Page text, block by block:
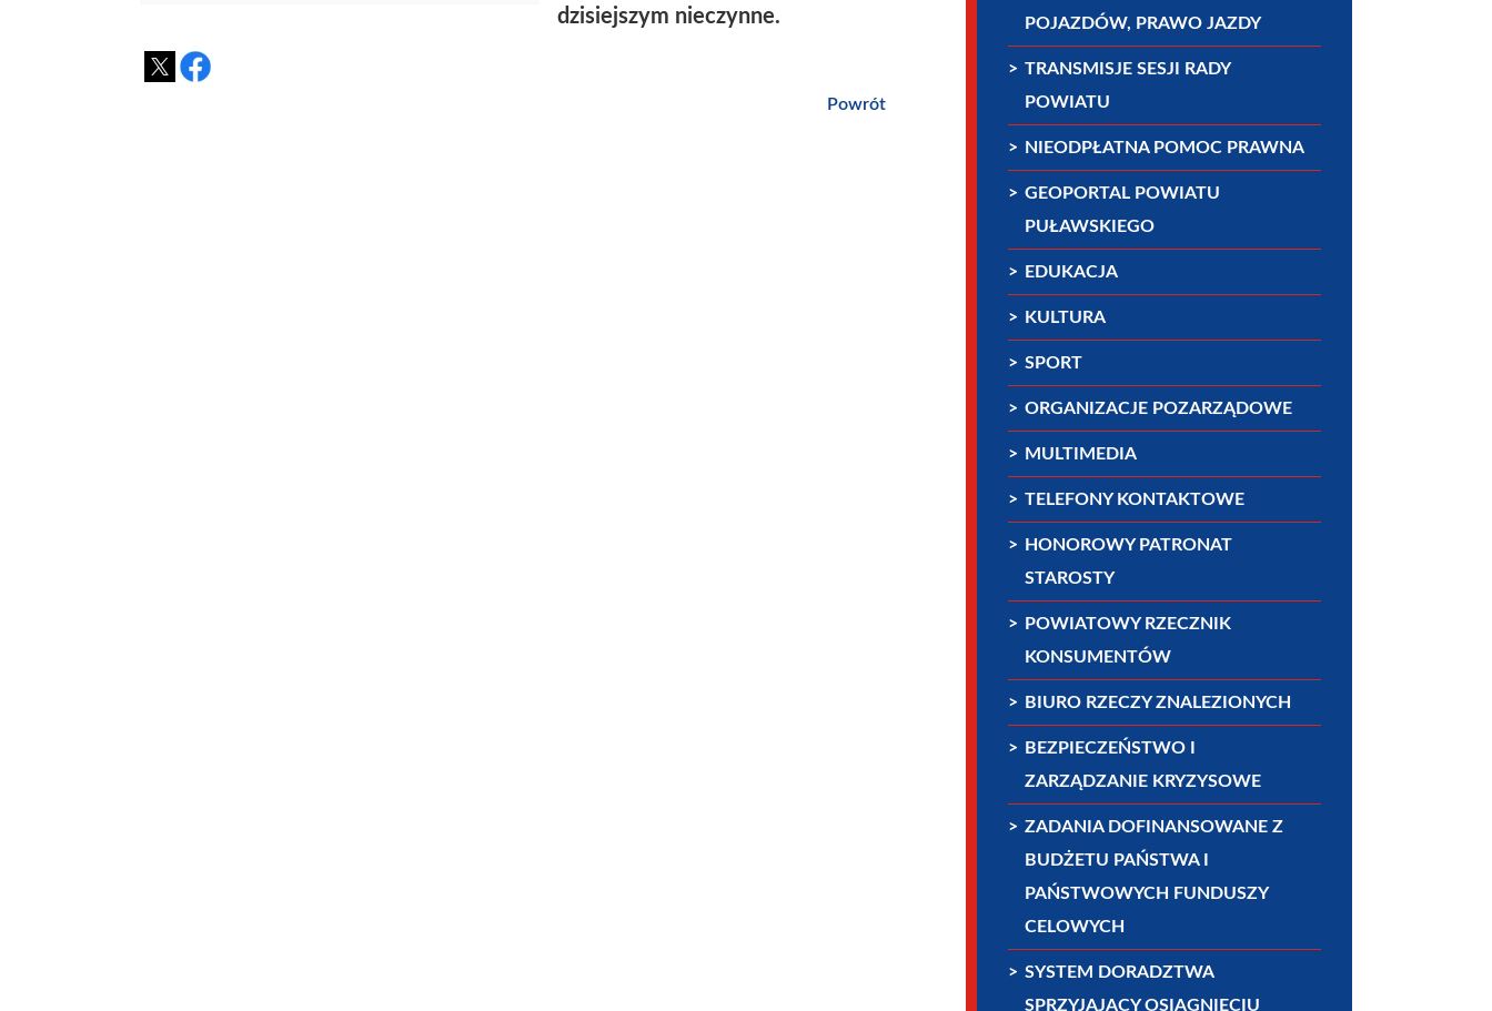
dzisiejszym nieczynne.
Powrót
POJAZDÓW, PRAWO JAZDY
TRANSMISJE SESJI RADY
POWIATU
NIEODPŁATNA POMOC PRAWNA
GEOPORTAL POWIATU
PUŁAWSKIEGO
EDUKACJA
KULTURA
SPORT
ORGANIZACJE POZARZĄDOWE
MULTIMEDIA
TELEFONY KONTAKTOWE
HONOROWY PATRONAT
STAROSTY
POWIATOWY RZECZNIK
KONSUMENTÓW
BIURO RZECZY ZNALEZIONYCH
BEZPIECZEŃSTWO I
ZARZĄDZANIE KRYZYSOWE
ZADANIA DOFINANSOWANE Z
BUDŻETU PAŃSTWA I
PAŃSTWOWYCH FUNDUSZY
CELOWYCH
SYSTEM DORADZTWA
SPRZYJAJĄCY OSIĄGNIĘCIU